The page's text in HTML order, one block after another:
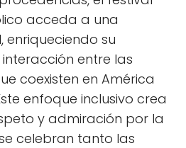
acceda a una
su
entre las
coexisten en América
enfoque inclusivo crea
y admiración por la
celebran tanto las